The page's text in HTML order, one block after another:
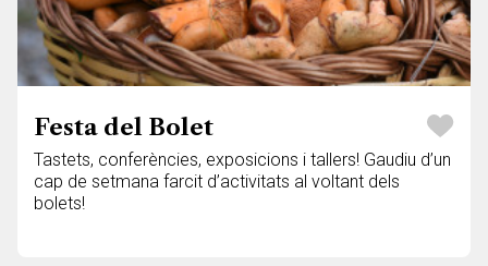
Festa del Bolet
Tastets, conferències, exposicions i tallers! Gaudiu d’un
cap de setmana farcit d’activitats al voltant dels
bolets!